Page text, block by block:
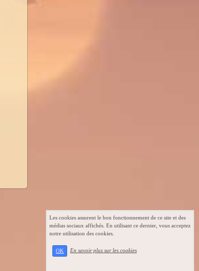
Les cookies assurent le bon fonctionnement de ce site et des
médias sociaux affichés. En utilisant ce dernier, vous acceptez
notre utilisation des cookies.
OK En savoir plus sur les cookies